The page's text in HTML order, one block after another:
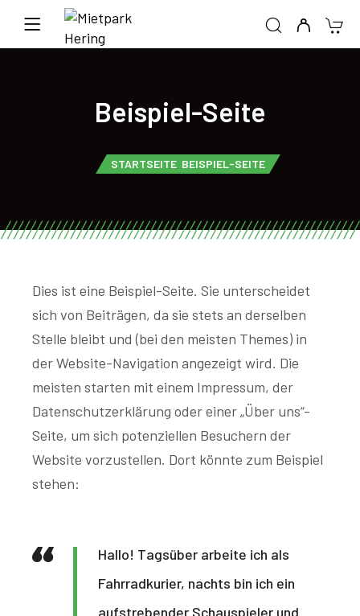
Beispiel-Seite
STARTSEITE BEISPIEL-SEITE
Dies ist eine Beispiel-Seite. Sie unterscheidet
sich von Beiträgen, da sie stets an derselben
Stelle bleibt und (bei den meisten Themes) in
der Website-Navigation angezeigt wird. Die
meisten starten mit einem Impressum, der
Datenschutzerklärung oder einer „Über uns“-
Seite, um sich potenziellen Besuchern der
Website vorzustellen. Dort könnte zum Beispiel
stehen:
Hallo! Tagsüber arbeite ich als
Fahrradkurier, nachts bin ich ein
aufstrebender Schauspieler und